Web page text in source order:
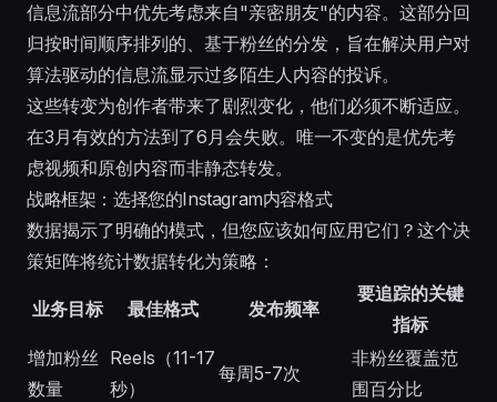
信息流部分中优先考虑来自"亲密朋友"的内容。这部分回
归按时间顺序排列的、基于粉丝的分发，旨在解决用户对
算法驱动的信息流显示过多陌生人内容的投诉。
这些转变为创作者带来了剧烈变化，他们必须不断适应。
在3月有效的方法到了6月会失败。唯一不变的是优先考
虑视频和原创内容而非静态转发。
战略框架：选择您的Instagram内容格式
数据揭示了明确的模式，但您应该如何应用它们？这个决
策矩阵将统计数据转化为策略：
业务目标 最佳格式 发布频率
要追踪的关键
指标
增加粉丝
数量
Reels（11-17
秒）
每周5-7次
非粉丝覆盖范
围百分比